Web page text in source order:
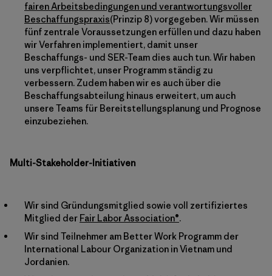
fairen Arbeitsbedingungen und verantwortungsvoller
Beschaffungspraxis(Prinzip 8) vorgegeben. Wir müssen
fünf zentrale Voraussetzungen erfüllen und dazu haben
wir Verfahren implementiert, damit unser
Beschaffungs- und SER-Team dies auch tun. Wir haben
uns verpflichtet, unser Programm ständig zu
verbessern. Zudem haben wir es auch über die
Beschaffungsabteilung hinaus erweitert, um auch
unsere Teams für Bereitstellungsplanung und Prognose
einzubeziehen.
Multi-Stakeholder-Initiativen
Wir sind Gründungsmitglied sowie voll zertifiziertes
Mitglied der Fair Labor Association®.
Wir sind Teilnehmer am Better Work Programm der
International Labour Organization in Vietnam und
Jordanien.